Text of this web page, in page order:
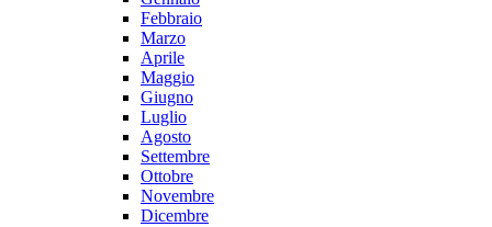
Febbraio
Marzo
Aprile
Maggio
Giugno
Luglio
Agosto
Settembre
Ottobre
Novembre
Dicembre